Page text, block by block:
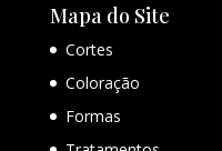
Mapa do Site
Cortes
Coloração
Formas